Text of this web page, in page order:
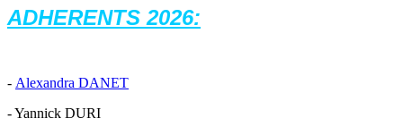
ADHERENTS 2026:
- Alexandra DANET
- Yannick DURI